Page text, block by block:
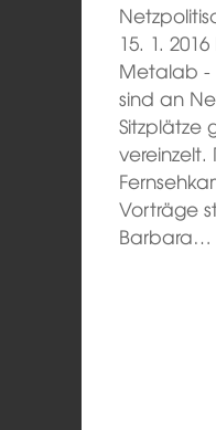
15. 1.
Metalab -
sind an
Sitzplätze
Vorträge
Barbara…